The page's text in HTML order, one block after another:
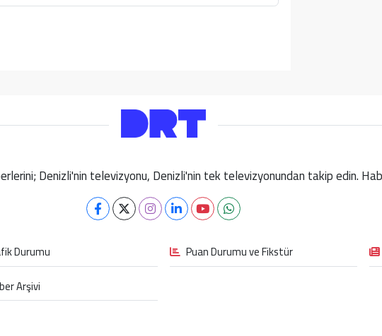
Denizli'nin televizyonu, Denizli'nin tek televizyonundan takip edin.
Durumu Puan Durumu ve Fikstür
Arşivi